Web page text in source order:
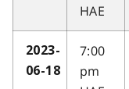
HAE
2023-
06-18
7:00
pm